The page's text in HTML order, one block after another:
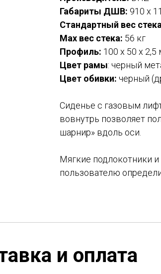
Габариты ДШВ: 910 х
Стандартный вес
Max вес стека: 56 кг
Профиль: 100 х 50 х
Цвет рамы: черный
Цвет обивки: черный
Сиденье с газовым
вовнутрь позволяет
шарнир» вдоль оси.
Мягкие подлокотники
пользователю
и оплата